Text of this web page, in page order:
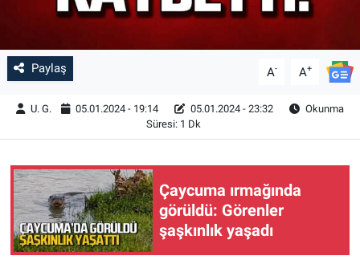
Paylaş A- A+
U. G. 05.01.2024 - 19:14 05.01.2024 - 23:32
Okunma
Süresi: 1 Dk
Çaycuma ırmağında
görüldü: Görenler
şaşkınlık yaşadı